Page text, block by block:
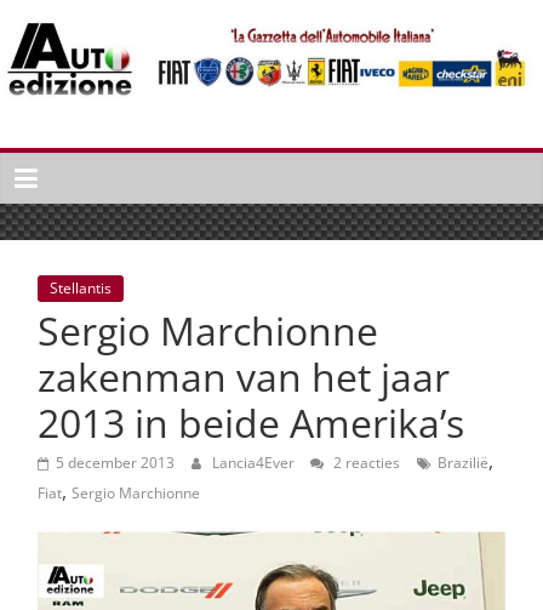
naar
inhoud
Auto
Edizione
La
Gazetta
dell'Automobile
Italiana
autonieuws
lifestyle
Stellantis
Sergio Marchionne
zakenman van het jaar
2013 in beide Amerika’s
5 december 2013 Lancia4Ever 2 reacties Brazilië,
Fiat, Sergio Marchionne